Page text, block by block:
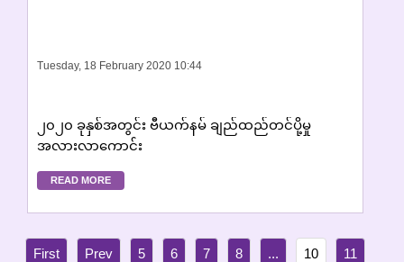
Tuesday, 18 February 2020 10:44
၂၀၂၀ ခုနှစ်အတွင်း ဗီယက်နမ် ချည်ထည်တင်ပို့မှု
အလားလာကောင်း
READ MORE
5 6 7 8 ... 10 11